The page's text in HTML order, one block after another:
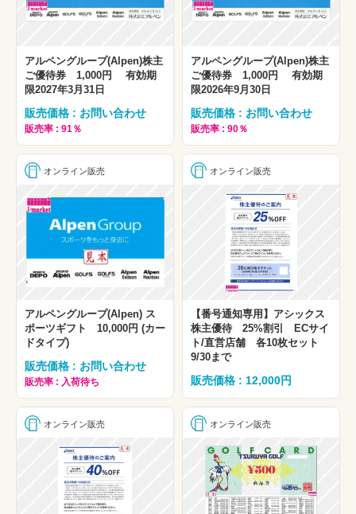
アルペングループ(Alpen)株主
ご優待券 1,000円 有効期
限2027年3月31日
販売価格 : お問い合わせ
販売率 : 91％
アルペングループ(Alpen)株主
ご優待券 1,000円 有効期
限2026年9月30日
販売価格 : お問い合わせ
販売率 : 90％
オンライン販売
アルペングループ(Alpen) ス
ポーツギフト 10,000円 (カー
ドタイプ)
販売価格 : お問い合わせ
販売率 : 入荷待ち
オンライン販売
【番号通知専用】アシックス
株主優待 25%割引 ECサイ
ト/直営店舗 各10枚セット
9/30まで
販売価格 : 12,000円
オンライン販売 オンライン販売